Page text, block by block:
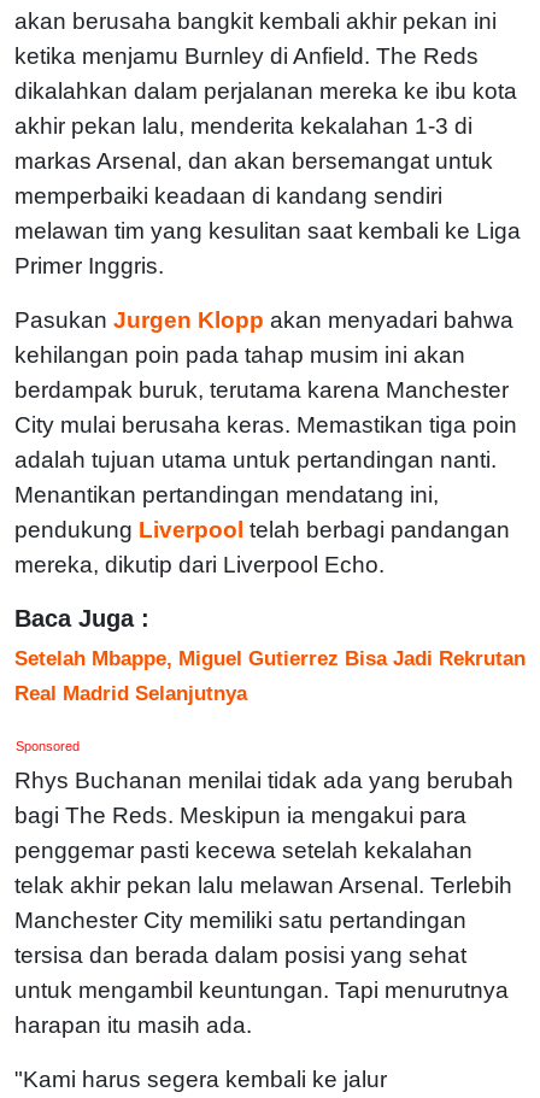
akan berusaha bangkit kembali akhir pekan ini
ketika menjamu Burnley di Anfield. The Reds
dikalahkan dalam perjalanan mereka ke ibu kota
akhir pekan lalu, menderita kekalahan 1-3 di
markas Arsenal, dan akan bersemangat untuk
memperbaiki keadaan di kandang sendiri
melawan tim yang kesulitan saat kembali ke Liga
Primer Inggris.
Pasukan Jurgen Klopp akan menyadari bahwa
kehilangan poin pada tahap musim ini akan
berdampak buruk, terutama karena Manchester
City mulai berusaha keras. Memastikan tiga poin
adalah tujuan utama untuk pertandingan nanti.
Menantikan pertandingan mendatang ini,
pendukung Liverpool telah berbagi pandangan
mereka, dikutip dari Liverpool Echo.
Baca Juga :
Setelah Mbappe, Miguel Gutierrez Bisa Jadi Rekrutan
Real Madrid Selanjutnya
Sponsored
Rhys Buchanan menilai tidak ada yang berubah
bagi The Reds. Meskipun ia mengakui para
penggemar pasti kecewa setelah kekalahan
telak akhir pekan lalu melawan Arsenal. Terlebih
Manchester City memiliki satu pertandingan
tersisa dan berada dalam posisi yang sehat
untuk mengambil keuntungan. Tapi menurutnya
harapan itu masih ada.
"Kami harus segera kembali ke jalur